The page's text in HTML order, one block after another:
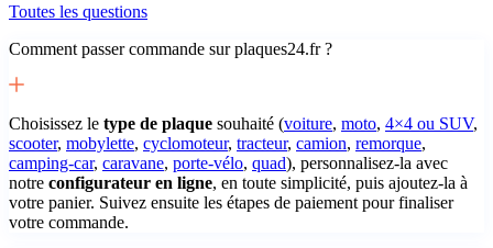
Toutes les questions
Comment passer commande sur plaques24.fr ?
Choisissez le type de plaque souhaité (voiture, moto, 4×4 ou SUV,
scooter, mobylette, cyclomoteur, tracteur, camion, remorque,
camping-car, caravane, porte-vélo, quad), personnalisez-la avec
notre configurateur en ligne, en toute simplicité, puis ajoutez-la à
votre panier. Suivez ensuite les étapes de paiement pour finaliser
votre commande.